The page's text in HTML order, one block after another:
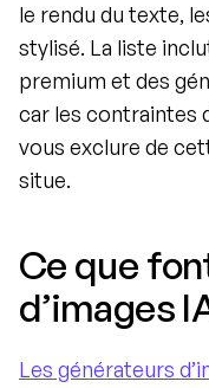
le rendu du texte,
stylisé. La liste
premium et des
car les contraintes
vous exclure de
situe.
Ce que
d’images
Les générateurs